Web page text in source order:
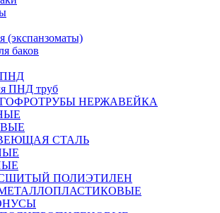
(экспанзоматы)
баков
ПНД
ПНД труб
ГОФРОТРУБЫ НЕРЖАВЕЙКА
СТАЛЬ
СШИТЫЙ ПОЛИЭТИЛЕН
МЕТАЛЛОПЛАСТИКОВЫЕ